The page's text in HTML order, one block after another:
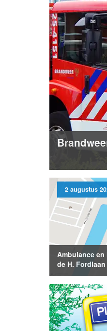
2 augustus
Ambulance
de H.